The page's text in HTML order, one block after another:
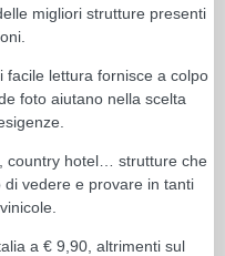
migliori strutture presenti
facile lettura fornisce a colpo
foto aiutano nella scelta
country hotel… strutture che
vedere e provare in tanti
a € 9,90, altrimenti sul